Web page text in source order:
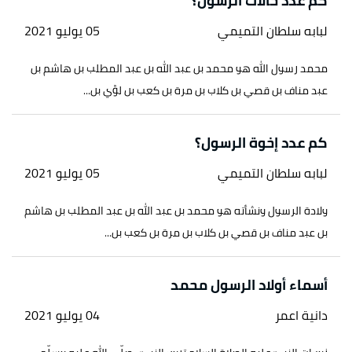
لبابه سلطان التميمي 05 يوليو 2021
محمد رسول الله هو محمد بن عبد الله بن عبد المطلب بن هاشم بن
عبد مناف بن قصي بن كلاب بن مرة بن كعب بن لؤي بن...
كم عدد إخوة الرسول؟
لبابه سلطان التميمي 05 يوليو 2021
ولادة الرسول ونشأته هو محمد بن عبد الله بن عبد المطلب بن هاشم
بن عبد مناف بن قصي بن كلاب بن مرة بن كعب بن...
أسماء أولاد الرسول محمد
دانية اعمر 04 يوليو 2021